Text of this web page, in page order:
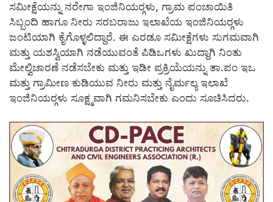
ಸಮೀಕ್ಷೆಯನ್ನು ನರೇಗಾ ಇಂಜಿನಿಯರ್‍ಗಳು, ಗ್ರಾಮ ಪಂಚಾಯಿತಿ
ಸಿಬ್ಬಂದಿ ಹಾಗೂ ನೀರು ಸರಬರಾಜು ಇಲಾಖೆಯ ಇಂಜಿನಿಯರ್‍ಗಳು
ಜಂಟಿಯಾಗಿ ಕೈಗೊಳ್ಳಲಿದ್ದಾರೆ. ಈ ಎರಡೂ ಸಮೀಕ್ಷೆಗಳು ಸುಗಮವಾಗಿ
ಮತ್ತು ಯಶಸ್ವಿಯಾಗಿ ನಡೆಯುವಂತೆ ಪಿಡಿಒಗಳು ಖುದ್ದಾಗಿ ನಿಂತು
ಮೇಲ್ವಿಚಾರಣೆ ನಡೆಸಬೇಕು ಮತ್ತು ಇಡೀ ಪ್ರಕ್ರಿಯೆಯನ್ನು ತಾ.ಪಂ ಇಒ
ಮತ್ತು ಗ್ರಾಮೀಣ ಕುಡಿಯುವ ನೀರು ಮತ್ತು ನೈರ್ಮಲ್ಯ ಇಲಾಖೆ
ಇಂಜಿನಿಯರ್‍ಗಳು ಸೂಕ್ಷ್ಮವಾಗಿ ಗಮನಿಸಬೇಕು ಎಂದು ಸೂಚಿಸಿದರು.